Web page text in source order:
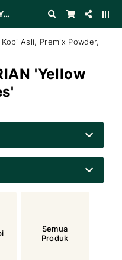
HASIL PENCARIAN 'Yellow Series'
'Yellow
Semua
Produk